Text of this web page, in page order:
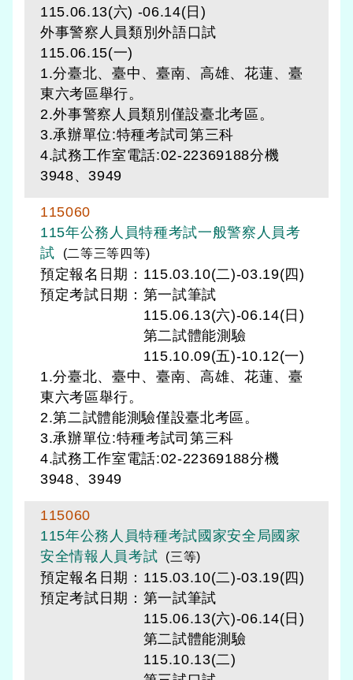
115.06.13(六) -06.14(日)
外事警察人員類別外語口試
115.06.15(一)
1.分臺北、臺中、臺南、高雄、花蓮、臺
東六考區舉行。
2.外事警察人員類別僅設臺北考區。
3.承辦單位:特種考試司第三科
4.試務工作室電話:02-22369188分機
3948、3949
115060
115年公務人員特種考試一般警察人員考
試
(二等三等四等)
預定報名日期：115.03.10(二)-03.19(四)
預定考試日期： 第一試筆試
115.06.13(六)-06.14(日)
第二試體能測驗
115.10.09(五)-10.12(一)
1.分臺北、臺中、臺南、高雄、花蓮、臺
東六考區舉行。
2.第二試體能測驗僅設臺北考區。
3.承辦單位:特種考試司第三科
4.試務工作室電話:02-22369188分機
3948、3949
115060
115年公務人員特種考試國家安全局國家
安全情報人員考試
(三等)
預定報名日期：115.03.10(二)-03.19(四)
預定考試日期： 第一試筆試
115.06.13(六)-06.14(日)
第二試體能測驗
115.10.13(二)